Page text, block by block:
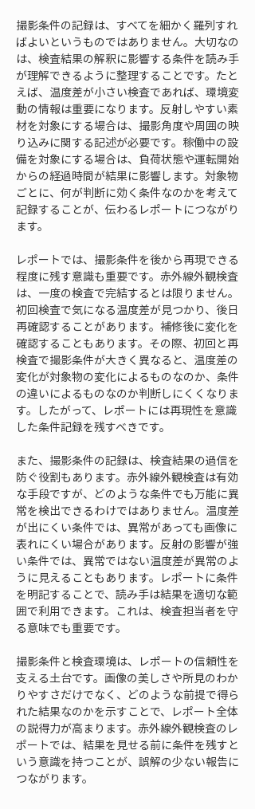
撮影条件の記録は、すべてを細かく羅列すれ
ばよいというものではありません。大切なの
は、検査結果の解釈に影響する条件を読み手
が理解できるように整理することです。たと
えば、温度差が小さい検査であれば、環境変
動の情報は重要になります。反射しやすい素
材を対象にする場合は、撮影角度や周囲の映
り込みに関する記述が必要です。稼働中の設
備を対象にする場合は、負荷状態や運転開始
からの経過時間が結果に影響します。対象物
ごとに、何が判断に効く条件なのかを考えて
記録することが、伝わるレポートにつながり
ます。
レポートでは、撮影条件を後から再現できる
程度に残す意識も重要です。赤外線外観検査
は、一度の検査で完結するとは限りません。
初回検査で気になる温度差が見つかり、後日
再確認することがあります。補修後に変化を
確認することもあります。その際、初回と再
検査で撮影条件が大きく異なると、温度差の
変化が対象物の変化によるものなのか、条件
の違いによるものなのか判断しにくくなりま
す。したがって、レポートには再現性を意識
した条件記録を残すべきです。
また、撮影条件の記録は、検査結果の過信を
防ぐ役割もあります。赤外線外観検査は有効
な手段ですが、どのような条件でも万能に異
常を検出できるわけではありません。温度差
が出にくい条件では、異常があっても画像に
表れにくい場合があります。反射の影響が強
い条件では、異常ではない温度差が異常のよ
うに見えることもあります。レポートに条件
を明記することで、読み手は結果を適切な範
囲で利用できます。これは、検査担当者を守
る意味でも重要です。
撮影条件と検査環境は、レポートの信頼性を
支える土台です。画像の美しさや所見のわか
りやすさだけでなく、どのような前提で得ら
れた結果なのかを示すことで、レポート全体
の説得力が高まります。赤外線外観検査のレ
ポートでは、結果を見せる前に条件を残すと
いう意識を持つことが、誤解の少ない報告に
つながります。